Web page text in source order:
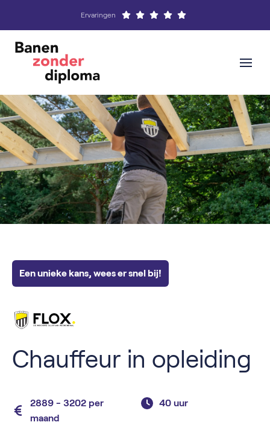
Ervaringen
Een unieke kans, wees er snel bij!
Chauffeur in opleiding
2889 - 3202 per
maand
40 uur